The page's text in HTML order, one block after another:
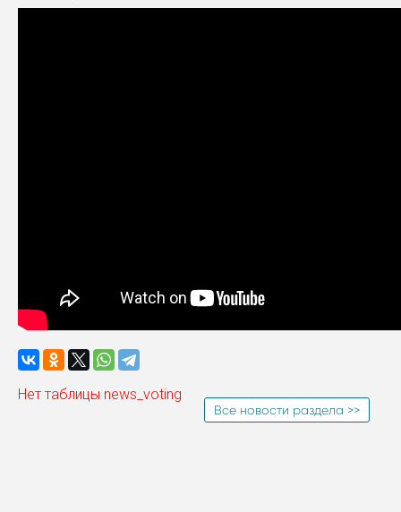
Нет таблицы news_voting
Все новости раздела >>